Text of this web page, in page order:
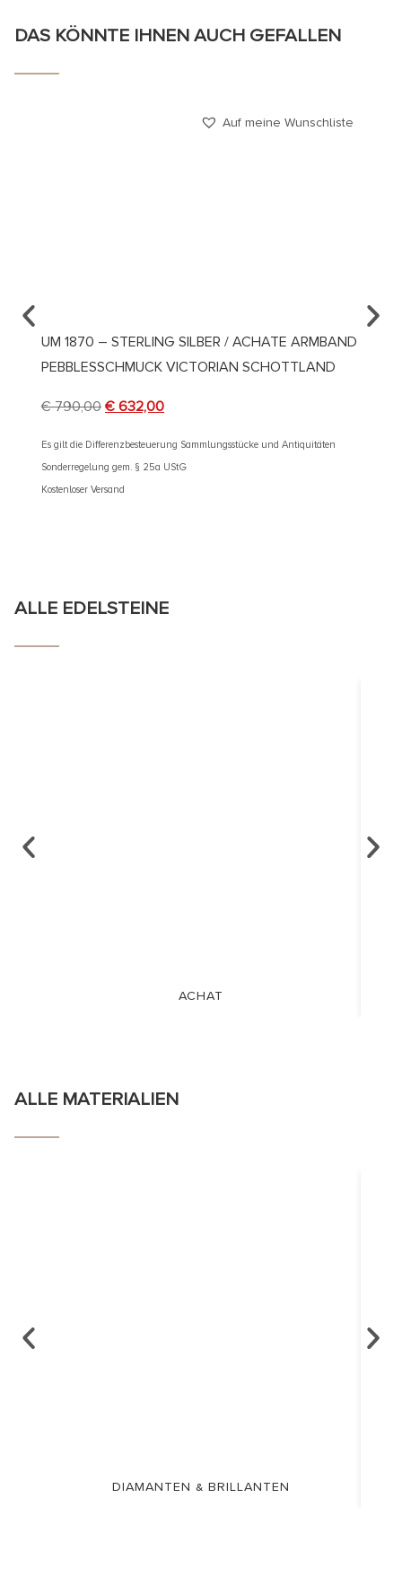
DAS KÖNNTE IHNEN AUCH GEFALLEN
Auf meine Wunschliste
UM 1870 – STERLING SILBER / ACHATE ARMBAND
PEBBLESSCHMUCK VICTORIAN SCHOTTLAND
€790,00 € 632,00
Es gilt die Differenzbesteuerung Sammlungsstücke und Antiquitäten
Sonderregelung gem. § 25a UStG
Kostenloser Versand
ALLE EDELSTEINE
ACHAT
ALLE MATERIALIEN
DIAMANTEN & BRILLANTEN